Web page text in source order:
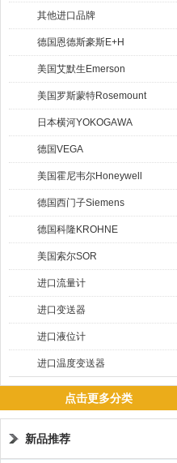
其他进口品牌
德国恩德斯豪斯E+H
美国艾默生Emerson
美国罗斯蒙特Rosemount
日本横河YOKOGAWA
德国VEGA
美国霍尼韦尔Honeywell
德国西门子Siemens
德国科隆KROHNE
美国索尔SOR
进口流量计
进口变送器
进口液位计
进口温度变送器
点击更多分类
新品推荐